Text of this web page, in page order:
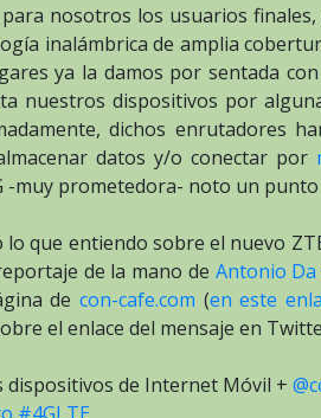
nosotros los usuarios finales,
inalámbrica de amplia
ya la damos por sentada
nuestros dispositivos por
dichos enrutadores
datos y/o conectar por
-muy prometedora- noto un
que entiendo sobre el nuevo
de la mano de Antonio Da
de con-cafe.com (en este
el enlace del mensaje en
dispositivos de Internet Móvil +
#4GLTE